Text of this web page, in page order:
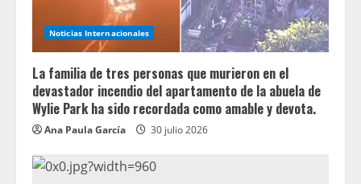
Noticias Internacionales
La familia de tres personas que murieron en el
devastador incendio del apartamento de la abuela de
Wylie Park ha sido recordada como amable y devota.
Ana Paula García 30 julio 2026